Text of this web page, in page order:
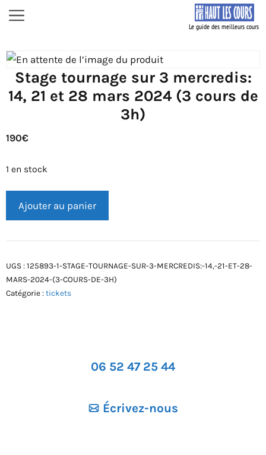
Aller
au
Menu
Stage tournage sur 3 mercredis:
14, 21 et 28 mars 2024 (3 cours de
3h)
190€
1 en stock
sur
3
mercredis:
Ajouter au panier
UGS : 125893-1-STAGE-TOURNAGE-SUR-3-MERCREDIS:-14,-21-ET-28-
MARS-2024-(3-COURS-DE-3H)
Catégorie : tickets
06 52 47 25 44
Écrivez-nous